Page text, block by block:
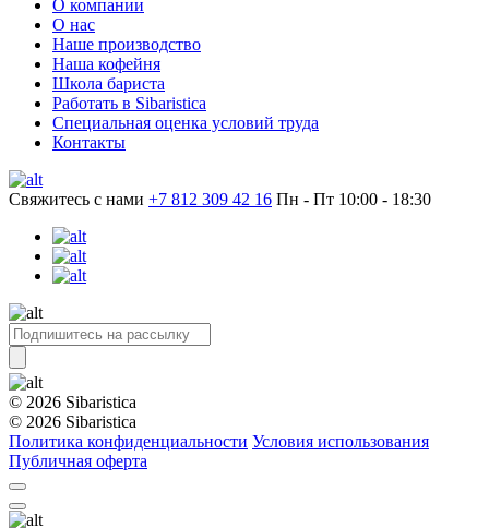
О компании
О нас
Наше производство
Наша кофейня
Школа бариста
Работать в Sibaristica
Специальная оценка условий труда
Контакты
Свяжитесь с нами +7 812 309 42 16 Пн - Пт 10:00 - 18:30
© 2026 Sibaristica
© 2026 Sibaristica
Политика конфиденциальности Условия использования
Публичная оферта